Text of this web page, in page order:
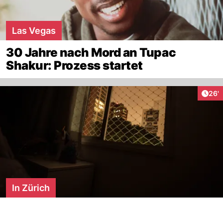
Las Vegas
30 Jahre nach Mord an Tupac
Shakur: Prozess startet
26'
In Zürich